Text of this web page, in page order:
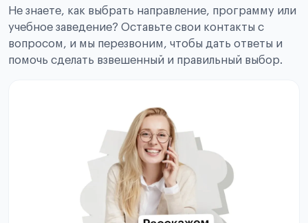
Не знаете, как выбрать направление, программу или
учебное заведение? Оставьте свои контакты с
вопросом, и мы перезвоним, чтобы дать ответы и
помочь сделать взвешенный и правильный выбор.